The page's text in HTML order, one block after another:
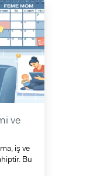
ve
iş ve
Bu